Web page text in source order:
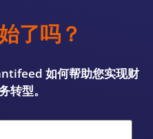
了吗？
如何帮助您实现财
转型。